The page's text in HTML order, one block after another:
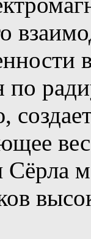
по
Сёрла